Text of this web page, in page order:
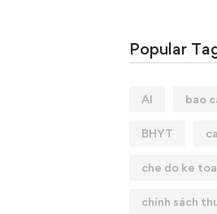
Popular
AI bao
BHYT
che do ke
chính sách